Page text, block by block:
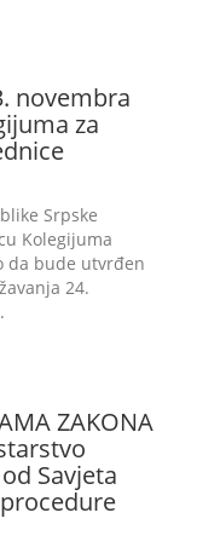
novembra
za
Srpske
Kolegijuma
da bude utvrđen
24.
ZAKONA
Savjeta